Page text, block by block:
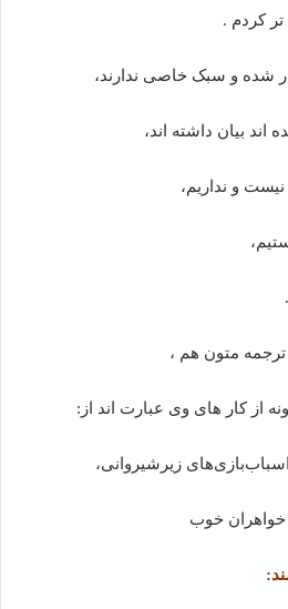
کردم .
شده و سبک خاصی ندارند،
اند بیان داشته اند،
و نداریم،
متون هم ،
از کار های وی عبارت اند از:
زیرشیروانی،
خواهران خوب